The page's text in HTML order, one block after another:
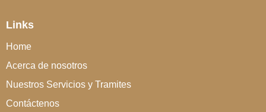
Links
Home
Acerca de nosotros
Nuestros Servicios y Tramites
Contáctenos